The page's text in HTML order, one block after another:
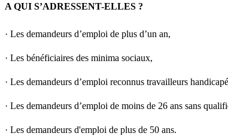
A QUI S’ADRESSENT-ELLES ?
· Les demandeurs d’emploi de plus d’un an,
· Les bénéficiaires des minima sociaux,
· Les demandeurs d’emploi reconnus travailleurs
· Les demandeurs d’emploi de moins de 26 ans sans
· Les demandeurs d'emploi de plus de 50 ans.